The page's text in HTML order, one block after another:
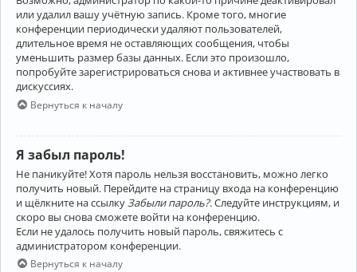
или удалил вашу учётную запись. Кроме того, многие
конференции периодически удаляют пользователей,
длительное время не оставляющих сообщения, чтобы
уменьшить размер базы данных. Если это произошло,
попробуйте зарегистрироваться снова и активнее участвовать в
дискуссиях.
Вернуться к началу
Я забыл пароль!
Не паникуйте! Хотя пароль нельзя восстановить, можно легко
получить новый. Перейдите на страницу входа на конференцию
и щёлкните на ссылку Забыли пароль?. Следуйте инструкциям, и
скоро вы снова сможете войти на конференцию.
Если не удалось получить новый пароль, свяжитесь с
администратором конференции.
Вернуться к началу